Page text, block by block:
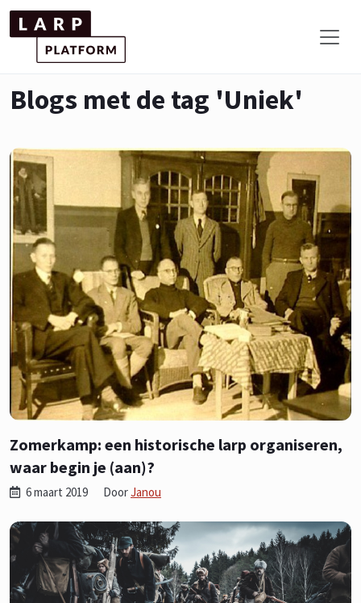
Blogs met de tag 'Uniek'
Zomerkamp: een historische larp organiseren,
waar begin je (aan)?
6 maart 2019 DoorJanou